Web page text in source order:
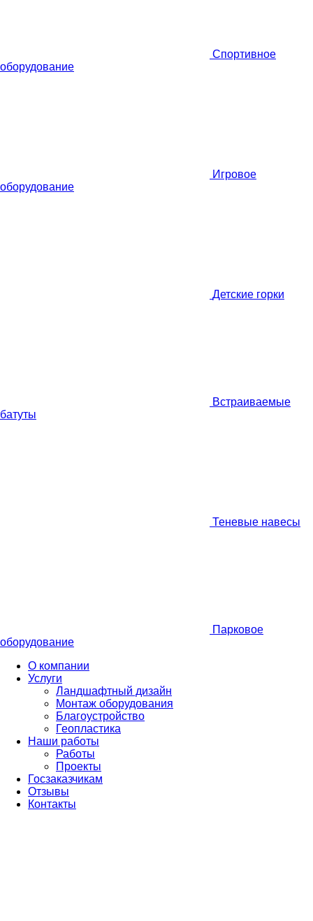
Спортивное
оборудование
Игровое
оборудование
Детские горки
Встраиваемые
батуты
Теневые навесы
Парковое
оборудование
О компании
Услуги
Ландшафтный дизайн
Монтаж оборудования
Благоустройство
Геопластика
Наши работы
Работы
Проекты
Госзаказчикам
Отзывы
Контакты